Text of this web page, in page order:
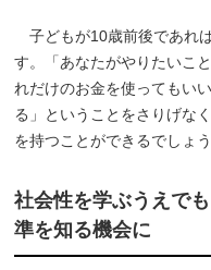
子どもが10歳前後であれ
す。「あなたがやりたいこ
れだけのお金を使ってもい
る」ということをさりげな
を持つことができるでしょう
社会性を学ぶうえで
準を知る機会に